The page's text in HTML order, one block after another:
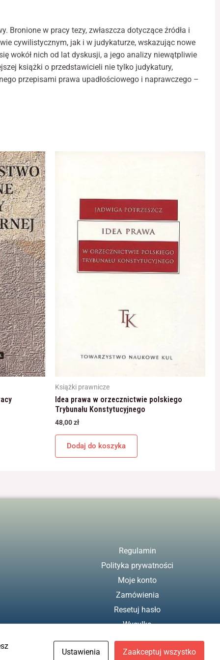
w pracy tezy, zwłaszcza dotyczące źródła i
cywilistycznym, jak i w judykaturze, wskazując nowe
wokół nich od lat dyskusji, a jego analizy niewątpliwie
książki o przedstawicieli nie tylko judykatury,
przepisami prawa upadłościowego i naprawczego –
Książki prawnicze
Idea prawa w orzecznictwie polskiego
Trybunału Konstytucyjnego
48,00zł
Dodaj do koszyka
Regulamin
Polityka prywatności
Moje konto
Zamówienia
Resetuj hasło
Wysyłka
Zwroty
Ustawienia Zaakceptuj wszystko